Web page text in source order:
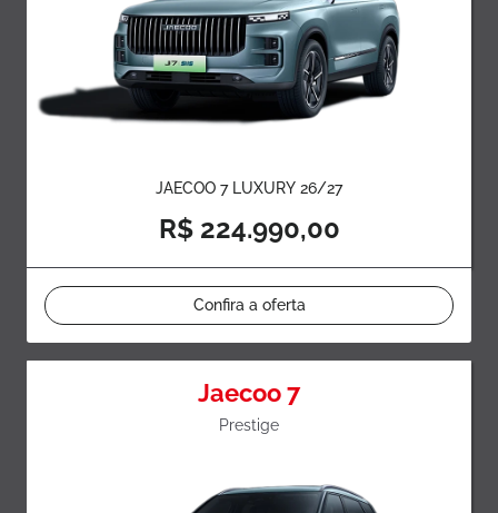
JAECOO 7 LUXURY 26/27
R$ 224.990,00
Confira a oferta
Jaecoo 7
Prestige